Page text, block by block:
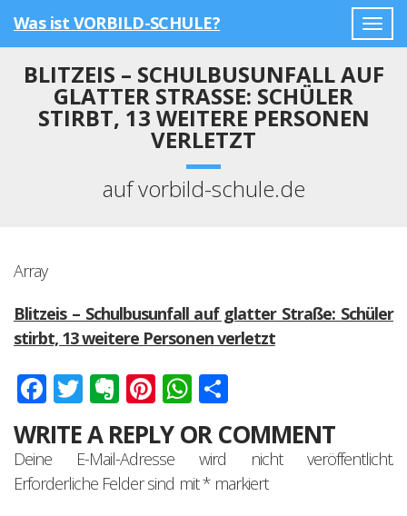
Was ist VORBILD-SCHULE?
BLITZEIS – SCHULBUSUNFALL AUF
GLATTER STRASSE: SCHÜLER S
TIRBT, 13 WEITERE PERSONEN V
ERLETZT
auf vorbild-schule.de
Array
Blitzeis – Schulbusunfall auf glatter Straße: Schüler
stirbt, 13 weitere Personen verletzt
Facebook
Twitter
Evernote
Pinterest
WhatsApp
WRITE A REPLY OR COMMENT
Deine E-Mail-Adresse wird nicht veröffentlicht.
Erforderliche Felder sind mit*markiert